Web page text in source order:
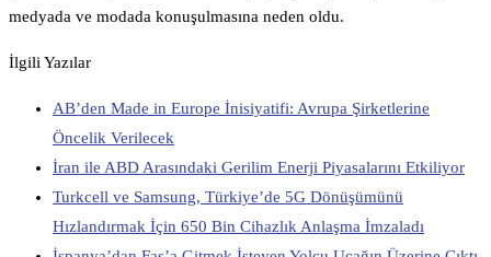
medyada ve modada konuşulmasına neden oldu.
İlgili Yazılar
AB’den Made in Europe İnisiyatifi: Avrupa Şirketlerine
Öncelik Verilecek
İran ile ABD Arasındaki Gerilim Enerji Piyasalarını Etkiliyor
Turkcell ve Samsung, Türkiye’de 5G Dönüşümünü
Hızlandırmak İçin 650 Bin Cihazlık Anlaşma İmzaladı